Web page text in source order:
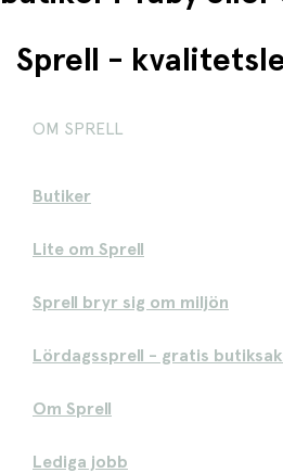
Sprell -
OM SPRELL
Butiker
Lite om Sprell
Sprell bryr sig om miljön
Lördagssprell - gratis
Om Sprell
Lediga jobb